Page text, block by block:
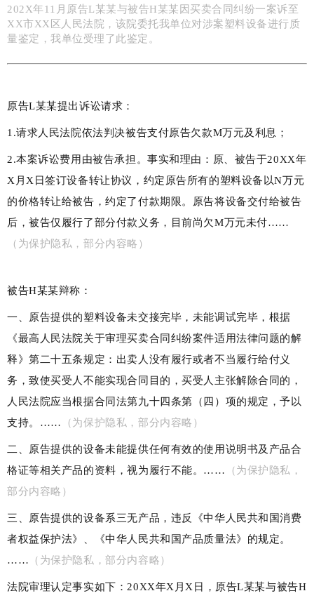
202X年11月原告L某某与被告H某某 因买卖合同纠纷一案诉至
XX市XX区人民法院，该院委托我单位对涉案塑料设备进行质
量鉴定，我单位受理了此鉴定。
原告L某某提出诉讼请求：
1.请求人民法院依法判决被告支付原告欠款M万元及利息；
2.本案诉讼费用由被告承担。事实和理由：原、被告于20XX年
X 月 X 日签订设备转让协议，约定原告所有的塑料设备以N万元
的价格转让给被告，约定了付款期限。原告将设备交付给被告
后，被告仅履行了部分付款义务，目前尚欠M万元未付……
（为保护隐私，部分内容略）
被告H某某辩称：
一、原告提供的塑料设备未交接完毕，未能调试完毕，根据
《最高人民法院关于审理买卖合同纠纷案件适用法律问题的解
释》第二十五条规定： 出卖人没有履行或者不当履行给付义
务，致使买受人不能实现合同目的，买受人主张解除合同的，
人民法院应当根据合同法第九十四条第（四）项的规定，予以
支持。 …… （为保护隐私， 部分内容略 ）
二、原告提供的设备未能提供任何有效的使用说明书及产品合
格证等相关产品的资料，视为履行不能。 …… （为保护隐私，
部分内容略 ）
三、原告提供的设备系三无产品，违反《中华人民共和国消费
者权益保护法》、《中华人民共和国产品质量法》的规定。
…… （为保护隐私，部分内容略 ）
法院审理认定事实如下：20XX年X月X日，原告L某某与被告H